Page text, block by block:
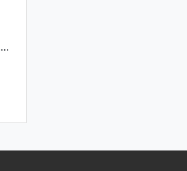
Rosenjord m/ler fra Champost